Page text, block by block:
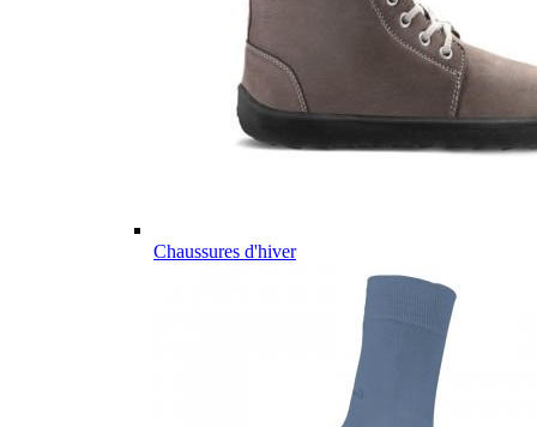
Chaussures d'hiver